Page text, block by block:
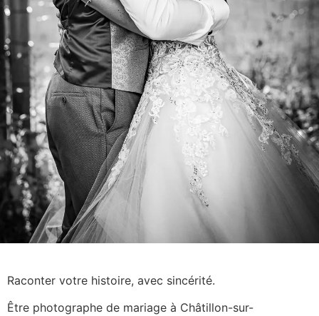
Raconter votre histoire, avec sincérité.
Être photographe de mariage à Châtillon-sur-